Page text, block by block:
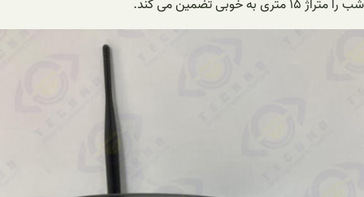
شب را متراژ ۱۵ متری به خوبی تضمین می کند.